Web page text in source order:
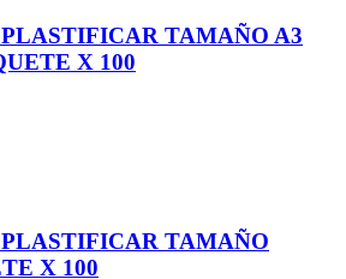
TAMAÑO A3
X 100
TAMAÑO
X 100